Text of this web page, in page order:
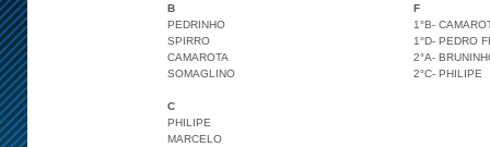
B
F
PEDRINHO
1°B-
SPIRRO
1°D- PEDRO
CAMAROTA
2°A-
SOMAGLINO
2°C- PHILIPE
C
PHILIPE
MARCELO